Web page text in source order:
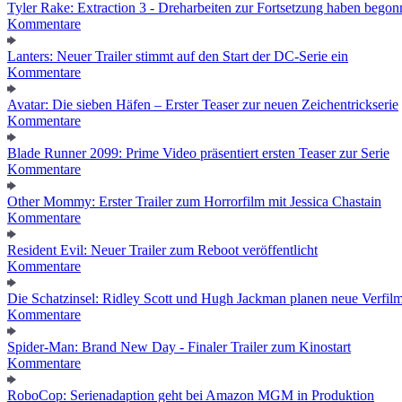
Tyler Rake: Extraction 3 - Dreharbeiten zur Fortsetzung haben
Kommentare
Lanters: Neuer Trailer stimmt auf den Start der DC-Serie ein
Kommentare
Avatar: Die sieben Häfen – Erster Teaser zur neuen Zeichentrickserie
Kommentare
Blade Runner 2099: Prime Video präsentiert ersten Teaser zur Serie
Kommentare
Other Mommy: Erster Trailer zum Horrorfilm mit Jessica Chastain
Kommentare
Resident Evil: Neuer Trailer zum Reboot veröffentlicht
Kommentare
Die Schatzinsel: Ridley Scott und Hugh Jackman planen neue
Kommentare
Spider-Man: Brand New Day - Finaler Trailer zum Kinostart
Kommentare
RoboCop: Serienadaption geht bei Amazon MGM in Produktion